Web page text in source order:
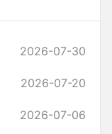
2026-07-30
2026-07-20
2026-07-06